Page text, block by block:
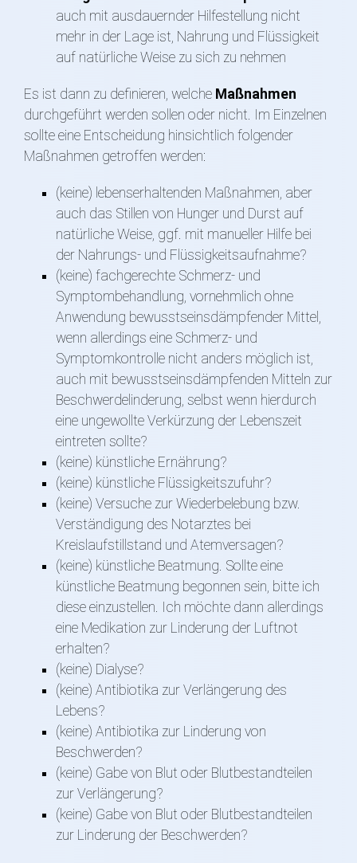
auch mit ausdauernder Hilfestellung nicht
mehr in der Lage ist, Nahrung und Flüssigkeit
auf natürliche Weise zu sich zu nehmen
Es ist dann zu definieren, welche Maßnahmen
durchgeführt werden sollen oder nicht. Im Einzelnen
sollte eine Entscheidung hinsichtlich folgender
Maßnahmen getroffen werden:
(keine) lebenserhaltenden Maßnahmen, aber
auch das Stillen von Hunger und Durst auf
natürliche Weise, ggf. mit manueller Hilfe bei
der Nahrungs- und Flüssigkeitsaufnahme?
(keine) fachgerechte Schmerz- und
Symptombehandlung, vornehmlich ohne
Anwendung bewusstseinsdämpfender Mittel,
wenn allerdings eine Schmerz- und
Symptomkontrolle nicht anders möglich ist,
auch mit bewusstseinsdämpfenden Mitteln zur
Beschwerdelinderung, selbst wenn hierdurch
eine ungewollte Verkürzung der Lebenszeit
eintreten sollte?
(keine) künstliche Ernährung?
(keine) künstliche Flüssigkeitszufuhr?
(keine) Versuche zur Wiederbelebung bzw.
Verständigung des Notarztes bei
Kreislaufstillstand und Atemversagen?
(keine) künstliche Beatmung. Sollte eine
künstliche Beatmung begonnen sein, bitte ich
diese einzustellen. Ich möchte dann allerdings
eine Medikation zur Linderung der Luftnot
erhalten?
(keine) Dialyse?
(keine) Antibiotika zur Verlängerung des
Lebens?
(keine) Antibiotika zur Linderung von
Beschwerden?
(keine) Gabe von Blut oder Blutbestandteilen
zur Verlängerung?
(keine) Gabe von Blut oder Blutbestandteilen
zur Linderung der Beschwerden?